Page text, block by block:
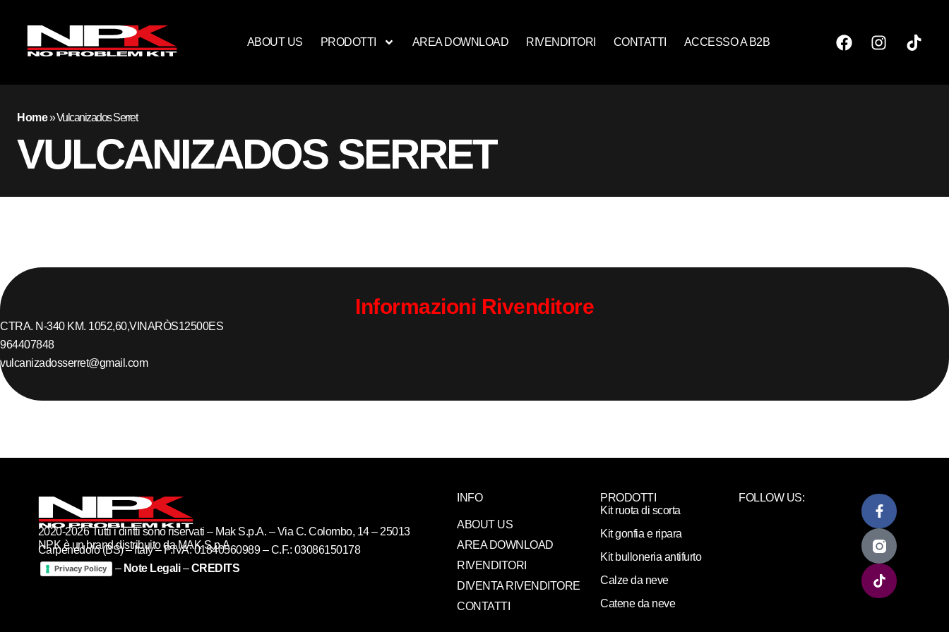
ABOUT US PRODOTTI AREA DOWNLOAD RIVENDITORI CONTATTI ACCESSO A B2B
Home»Vulcanizados Serret
VULCANIZADOS SERRET
Informazioni Rivenditore
CTRA. N-340 KM. 1052,60,VINARÒS12500ES
964407848
vulcanizadosserret@gmail.com
NPK è un brand distribuito da MAK S.p.A
2020-2026 Tutti i diritti sono riservati – Mak S.p.A. – Via C. Colombo, 14 – 25013
Carpenedolo (BS) – Italy – P.IVA: 01840560989 – C.F.: 03086150178
Privacy Policy – Note Legali–CREDITS
INFO
ABOUT US
AREA DOWNLOAD
RIVENDITORI
DIVENTA RIVENDITORE
CONTATTI
PRODOTTI
Kit ruota di scorta
Kit gonfia e ripara
Kit bulloneria antifurto
Calze da neve
Catene da neve
FOLLOW US: